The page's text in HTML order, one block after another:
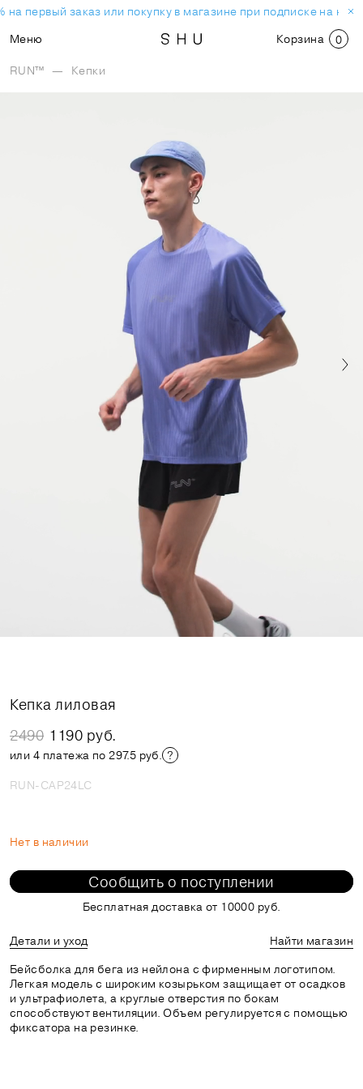
на первый заказ или покупку в магазине при подписке на
Меню
Корзина 0
RUN™ — Кепки
Кепка лиловая
2490 1190 руб.
или 4 платежа по 297.5 руб.
RUN-CAP24LC
Нет в наличии
Сообщить о поступлении
Бесплатная доставка от 10000 руб.
Детали и уход
Найти магазин
Бейсболка для бега из нейлона с фирменным логотипом.
Легкая модель с широким козырьком защищает от осадков
и ультрафиолета, а круглые отверстия по бокам
способствуют вентиляции. Объем регулируется с помощью
фиксатора на резинке.